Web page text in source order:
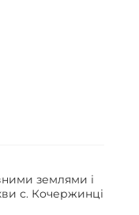
землями і
с. Кочержинці